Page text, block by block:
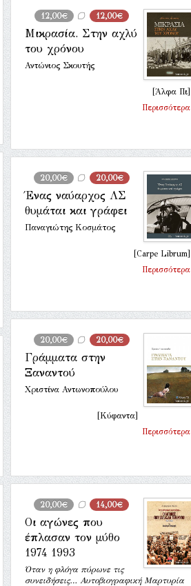
12,00€ 12,00€
Μικρασία. Στην αχλύ
του χρόνου
Αντώνιος Σκουτής
[Άλφα Πι]
Περισσότερα
20,00€ 20,00€
Ένας ναύαρχος ΛΣ
θυμάται και γράφει
Παναγιώτης Κοσμάτος
[Carpe Librum]
Περισσότερα
20,00€ 20,00€
Γράμματα στην
Ξαναντού
Χριστίνα Αντωνοπούλου
[Κύφαντα]
Περισσότερα
20,00€ 14,00€
Οι αγώνες που
έπλασαν τον μύθο
1974 1993
Όταν η φλόγα πύρωνε τις
συνειδήσεις… Αυτοβιογραφική Μαρτυρία